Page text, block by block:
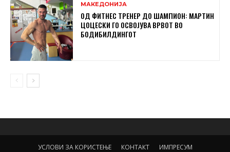
МАКЕДОНИЈА
ОД ФИТНЕС ТРЕНЕР ДО ШАМПИОН: МАРТИН
ЦОЦЕСКИ ГО ОСВОЈУВА ВРВОТ ВО
БОДИБИЛДИНГОТ
УСЛОВИ ЗА КОРИСТЕЊЕ КОНТАКТ ИМПРЕСУМ